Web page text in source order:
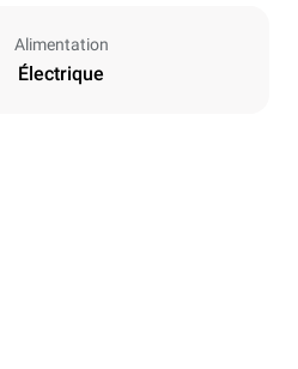
Alimentation
Électrique